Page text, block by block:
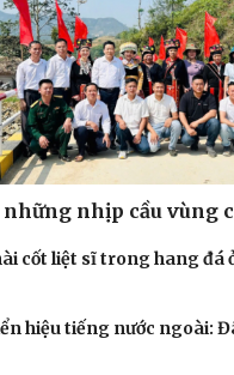
nhịp cầu vùng
cốt liệt sĩ trong hang đá
hiệu tiếng nước ngoài: